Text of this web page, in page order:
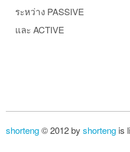
ระหว่าง PASSIVE
และ ACTIVE
shorteng© 2012 by shorteng is